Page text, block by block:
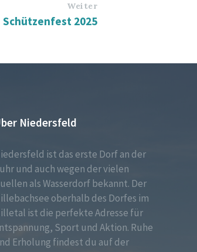
Weiter
Schützenfest 2025
Niedersfeld
ist das erste Dorf an der
und auch wegen der vielen
als Wasserdorf bekannt. Der
oberhalb des Dorfes im
ist die perfekte Adresse für
Sport und Aktion. Ruhe
Erholung findest du auf der